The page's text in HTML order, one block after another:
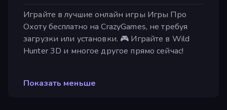
Играйте в лучшие онлайн игры Игры Про
Охоту бесплатно на CrazyGames, не требуя
загрузки или установки. 🎮 Играйте в Wild
Hunter 3D и многое другое прямо сейчас!
Показать меньше